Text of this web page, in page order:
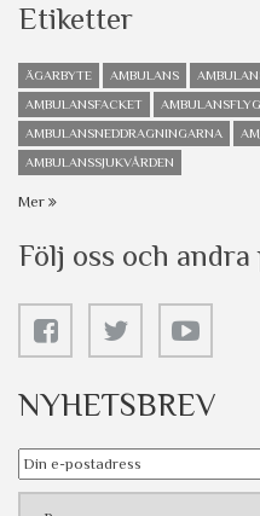
Etiketter
ÄGARBYTE AMBULANS
AMBULANSFACKET
AMBULANSFLYG
AMBULANSNEDDRAGNINGARNA
AMBULANSSJUKVÅRDEN
Mer
Följ oss och
NYHETSBREV